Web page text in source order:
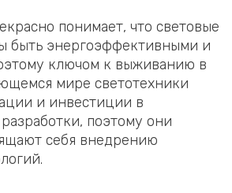
понимает, что световые
быть энергоэффективными и
ключом к выживанию в
мире светотехники
и инвестиции в
поэтому они
себя внедрению